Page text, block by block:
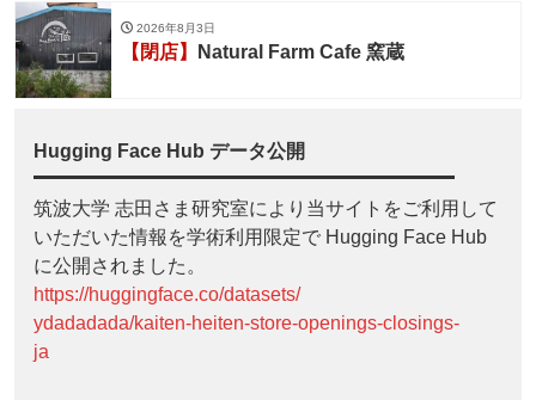
2026年8月3日
【閉店】 Natural Farm Cafe 窯蔵
Hugging Face Hub データ公開
筑波大学 志田さま研究室により当サイトをご利用して
いただいた情報を学術利用限定で Hugging Face Hub
に公開されました。
https://huggingface.co/datasets/
ydadadada/kaiten-heiten-store-openings-closings-
ja